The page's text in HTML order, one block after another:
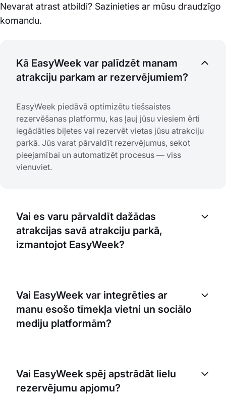
Nevarat atrast atbildi? Sazinieties ar mūsu draudzīgo
komandu.
Kā EasyWeek var palīdzēt manam
atrakciju parkam ar rezervējumiem?
EasyWeek piedāvā optimizētu tiešsaistes
rezervēšanas platformu, kas ļauj jūsu viesiem ērti
iegādāties biļetes vai rezervēt vietas jūsu atrakciju
parkā. Jūs varat pārvaldīt rezervējumus, sekot
pieejamībai un automatizēt procesus — viss
vienuviet.
Vai es varu pārvaldīt dažādas
atrakcijas savā atrakciju parkā,
izmantojot EasyWeek?
rezervēšanas lapas katrai atrakcijai, pārvaldīt to
grafikus atsevišķi un sekot to veiktspējai.
Vai EasyWeek var integrēties ar
manu esošo tīmekļa vietni un sociālo
mediju platformām?
mediju platformām, nodrošinot, ka klienti var veikt
rezervēšanu tur, kur viņiem tas ir visērtāk.
Vai EasyWeek spēj apstrādāt lielu
rezervējumu apjomu?